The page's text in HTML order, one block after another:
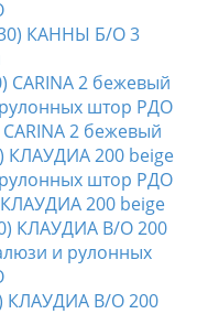
КАННЫ Б/О 3
2 бежевый
200 beige
КЛАУДИА B/O 200